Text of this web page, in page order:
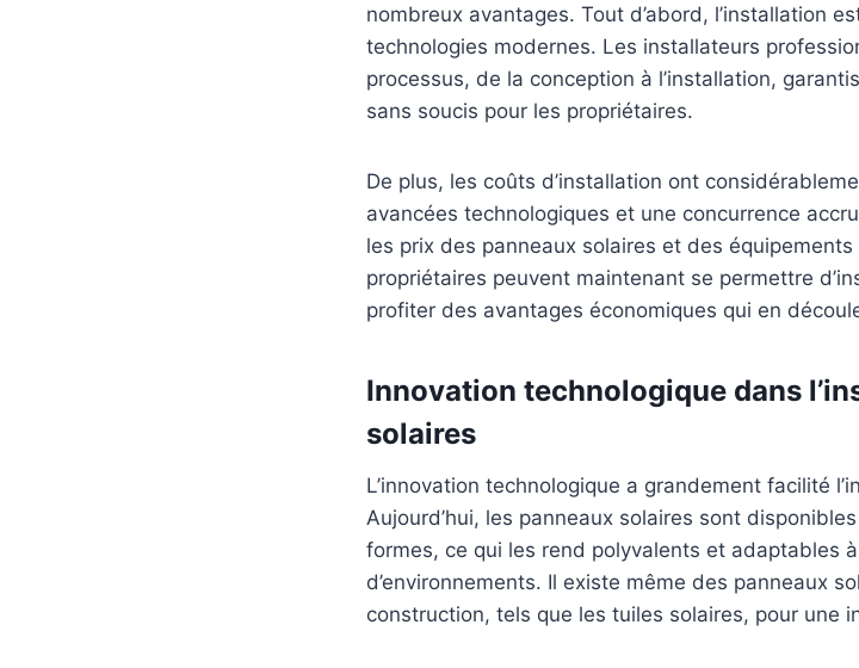
nombreux avantages. Tout d’abord, l’installation
technologies modernes. Les installateurs
processus, de la conception à l’installation,
sans soucis pour les propriétaires.
De plus, les coûts d’installation ont
avancées technologiques et une concurrence
les prix des panneaux solaires et des
propriétaires peuvent maintenant se permettre
profiter des avantages économiques qui en
Innovation technologique dans
solaires
L’innovation technologique a grandement facilité
Aujourd’hui, les panneaux solaires sont
formes, ce qui les rend polyvalents et adaptables
d’environnements. Il existe même des panneaux
construction, tels que les tuiles solaires, pour une